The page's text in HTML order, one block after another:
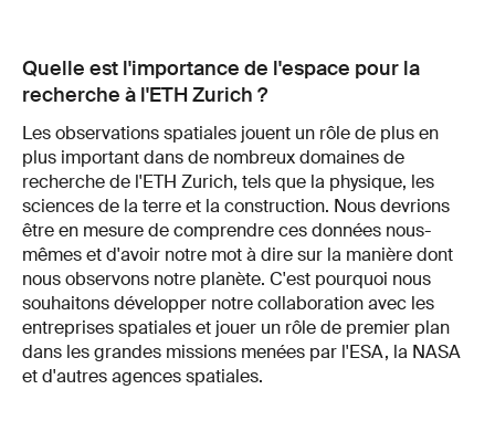
Quelle est l'importance de l'espace pour la
recherche à l'ETH Zurich ?
Les observations spatiales jouent un rôle de plus en
plus important dans de nombreux domaines de
recherche de l'ETH Zurich, tels que la physique, les
sciences de la terre et la construction. Nous devrions
être en mesure de comprendre ces données nous-
mêmes et d'avoir notre mot à dire sur la manière dont
nous observons notre planète. C'est pourquoi nous
souhaitons développer notre collaboration avec les
entreprises spatiales et jouer un rôle de premier plan
dans les grandes missions menées par l'ESA, la NASA
et d'autres agences spatiales.